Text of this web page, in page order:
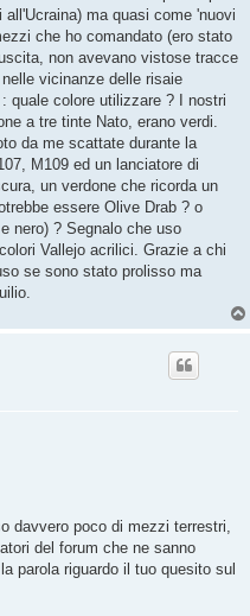
ma quasi come 'nuovi
che ho comandato (ero stato
non avevano vistose tracce
vicinanze delle risaie
quale colore utilizzare ? I nostri
a tre tinte Nato, erano verdi.
da me scattate durante la
M109 ed un lanciatore di
un verdone che ricorda un
essere Olive Drab ? o
nero) ? Segnalo che uso
Vallejo acrilici. Grazie a chi
se sono stato prolisso ma
davvero poco di mezzi terrestri,
del forum che ne sanno
parola riguardo il tuo quesito sul